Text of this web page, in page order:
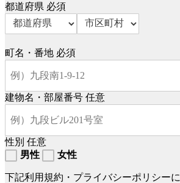
都道府県 必須
町名・番地 必須
建物名・部屋番号 任意
性別 任意
男性
女性
下記利用規約・プライバシーポリシーに